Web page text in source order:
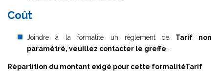
Coût
Joindre à la formalité un règlement de
Tarif non
paramétré, veuillez contacter le greffe
Répartition du montant exigé pour cette formalitéTarif